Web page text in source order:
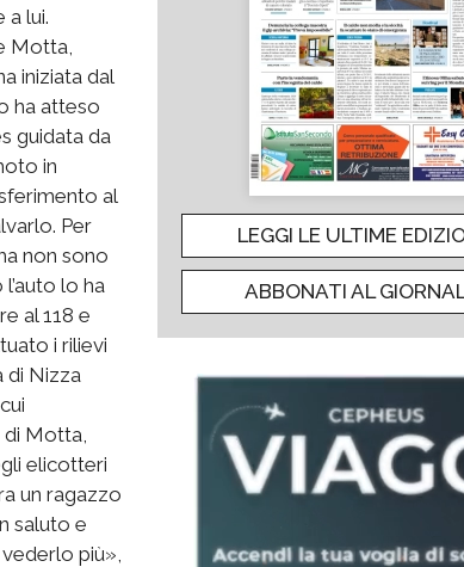
a lui.
Motta,
iniziata dal
ha atteso
guidata da
in
al
Per
non sono
lo ha
al 118 e
i rilievi
di Nizza
Motta,
elicotteri
un ragazzo
saluto e
più»,
LEGGI LE ULTIME
ABBONATI AL